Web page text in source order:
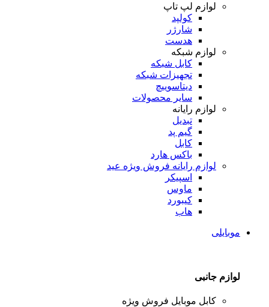
لوازم لپ تاپ
کولپد
شارژر
هدست
لوازم شبکه
کابل شبکه
تجهیزات شبکه
دیتاسوییچ
سایر محصولات
لوازم رایانه
تبدیل
گیم پد
کابل
باکس هارد
لوازم رایانه فروش ویژه عید
اسپیکر
ماوس
کیبورد
هاب
موبایلی
لوازم جانبی
کابل موبایل فروش ویژه